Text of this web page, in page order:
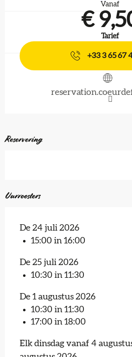
Vanaf
€
Tarief
+33 3 65 67
Reservering
Uurroosters
De 24 juli 2026
15:00 in 16:00
De 25 juli 2026
10:30 in 11:30
De 1 augustus 2026
10:30 in 11:30
17:00 in 18:00
Elk dinsdag vanaf 4